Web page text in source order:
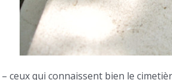
– ceux qui connaissent bien le